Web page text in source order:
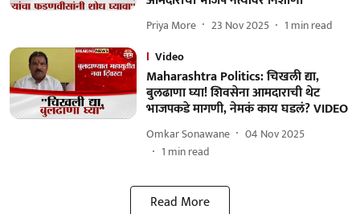
Priya More 23 Nov 2025 1 min read
Video
Maharashtra Politics: चिखली द्या,
बुलढाणा घ्या! शिवसेना आमदाराची थेट
भाजपकडे मागणी, नेमकं काय घडलं? VIDEO
Omkar Sonawane
04 Nov 2025
1 min read
Read More